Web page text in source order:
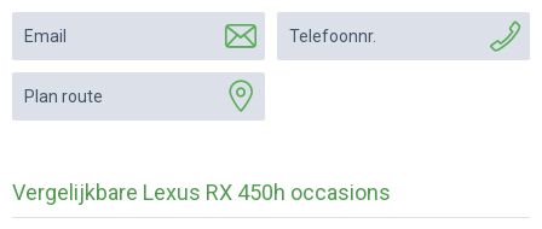
Email Telefoonnr.
Plan route
Vergelijkbare Lexus RX 450h occasions